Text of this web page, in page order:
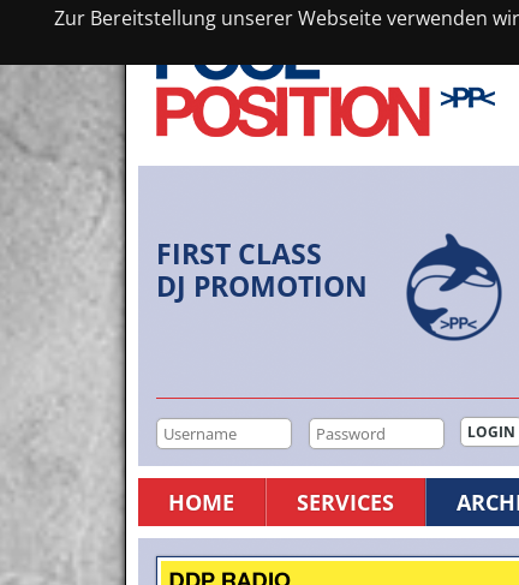
Zur Bereitstellung unserer Webseite verwenden
FIRST CLASS
DJ PROMOTION
HOME SERVICES